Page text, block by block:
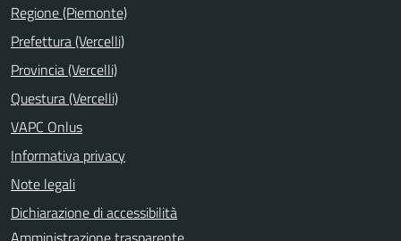
Regione (Piemonte)
Prefettura (Vercelli)
Provincia (Vercelli)
Questura (Vercelli)
VAPC Onlus
Informativa privacy
Note legali
Dichiarazione di accessibilità